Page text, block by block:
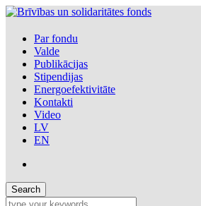
Par fondu
Valde
Publikācijas
Stipendijas
Energoefektivitāte
Kontakti
Video
LV
EN